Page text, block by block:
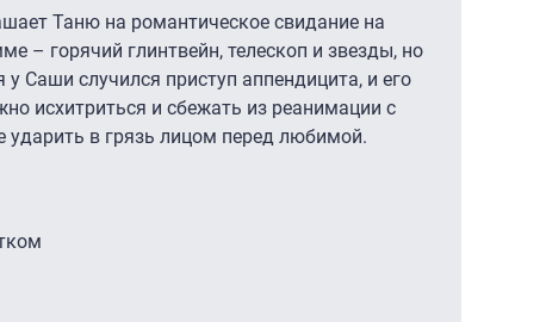
Таню на романтическое свидание на
– горячий глинтвейн, телескоп и звезды, но
Саши случился приступ аппендицита, и его
исхитриться и сбежать из реанимации с
в грязь лицом перед любимой.